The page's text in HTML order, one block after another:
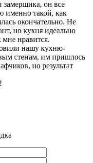
замерщика, он все
именно такой, как
окончательно. Не
но кухня идеально
мне нравится.
нашу кухню-
стенам, им пришлось
но результат